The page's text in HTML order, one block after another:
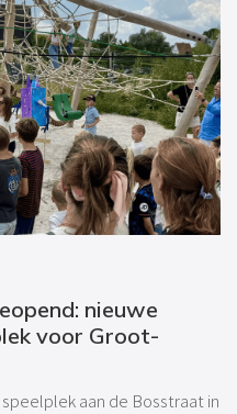
nieuwe
voor Groot-
aan de Bosstraat in